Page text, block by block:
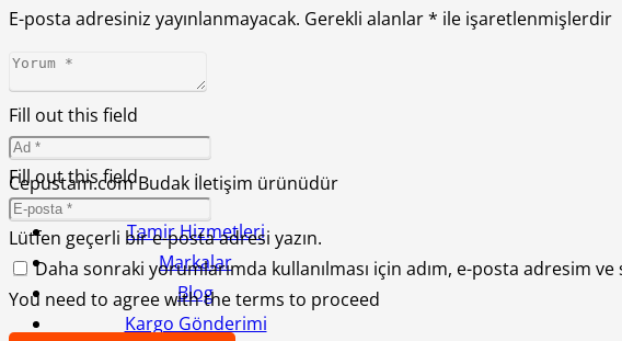
E-posta adresiniz yayınlanmayacak. Gerekli alanlar* ile işaretlenmişlerdir
Fill out this field
Fill out this field
Lütfen geçerli bir e-posta adresi yazın.
Daha sonraki yorumlarımda kullanılması için adım, e-posta adresim
You need to agree with the terms to proceed
Cepustam.com Budak İletişim ürünüdür
Tamir Hizmetleri
Markalar
Blog
Kargo Gönderimi